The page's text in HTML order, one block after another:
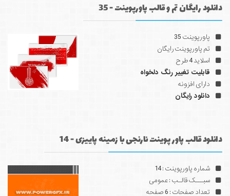
دانلود رایگان تم و قالب پاورپوینت - 35
پاورپوینت 35
تم پاورپوینت رایگان
اسلاید 4 طرح
قابلیت تغییر رنگ دلخواه
دارای افزونه
دانلود رایگان
دانلود قالب پاور پوینت نارنجی با زمینه پاییزی - 14
شماره پاورپوینت : 14
سبـــک قالـب : عمومی
تعداد صفحات : 6 صفحه